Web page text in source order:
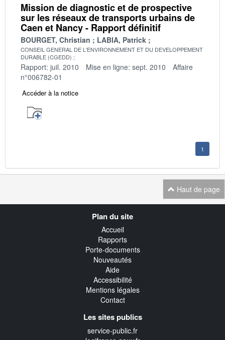
Mission de diagnostic et de prospective
sur les réseaux de transports urbains de
Caen et Nancy - Rapport définitif
BOURGET, Christian LABIA, Patrick
CONSEIL GENERAL DE L'ENVIRONNEMENT ET DU DEVELOPPEMENT
DURABLE (CGEDD)
Rapport: juil. 2010 Mise en ligne: sept. 2010
Affaire
n°006782-01
Accéder à la notice
1
Haut de page
Plan du site
Accueil
Rapports
Porte-documents
Nouveautés
Aide
Accessibilité
Mentions légales
Contact
Les sites publics
service-public.fr